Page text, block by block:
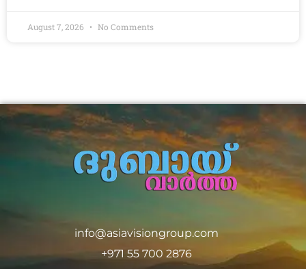
August 7, 2026 No Comments
info@asiavisiongroup.com
+971 55 700 2876